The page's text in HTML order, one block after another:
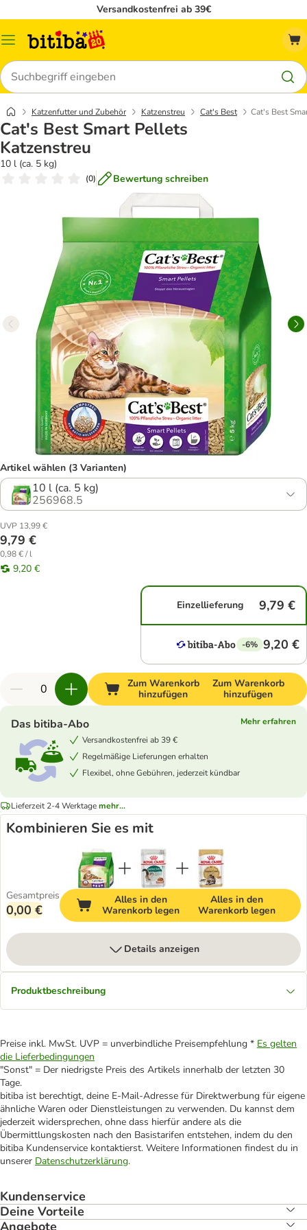
Versandkostenfrei ab 39€
Menü
Suchen
Katzenfutter und Zubehör Katzenstreu Cat's Best Cat's Best
Cat's Best Smart Pellets
Katzenstreu
10 l (ca. 5 kg)
(0) Bewertung schreiben
Artikel wählen (3 Varianten)
10 l (ca. 5 kg)
256968.5
UVP 13,99 €
9,79 €
0,98 € / l
9,20 €
Einzellieferung 9,79 €
-6% 9,20 €
Zum Warenkorb
hinzufügen
Zum Warenkorb
hinzufügen
Das bitiba-Abo
Mehr erfahren
Versandkostenfrei ab 39 €
Regelmäßige Lieferungen erhalten
Flexibel, ohne Gebühren, jederzeit kündbar
Lieferzeit 2-4 Werktagemehr...
Kombinieren Sie es mit
Gesamtpreis
0,00 €
Alles in den
Warenkorb legen
Alles in den
Warenkorb legen
Details anzeigen
Produktbeschreibung
Preise inkl. MwSt. UVP = unverbindliche Preisempfehlung * Es gelten
die Lieferbedingungen
"Sonst" = Der niedrigste Preis des Artikels innerhalb der letzten 30
Tage.
bitiba ist berechtigt, deine E-Mail-Adresse für Direktwerbung für eigene
ähnliche Waren oder Dienstleistungen zu verwenden. Du kannst dem
jederzeit widersprechen, ohne dass hierfür andere als die
Übermittlungskosten nach den Basistarifen entstehen, indem du den
bitiba Kundenservice kontaktierst. Weitere Informationen findest du in
unserer Datenschutzerklärung.
Kundenservice
Deine Vorteile
Angebote